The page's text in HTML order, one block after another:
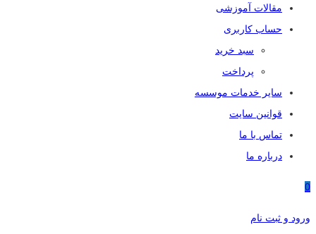
مقالات آموزشی
حساب کاربری
سبد خرید
پرداخت
سایر خدمات موسسه
قوانین سایت
تماس با ما
درباره ما
0
ورود و ثبت نام